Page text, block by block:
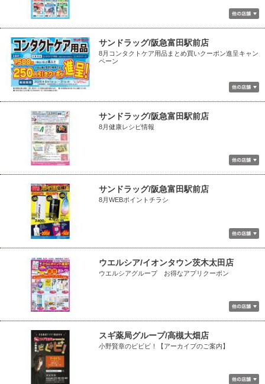
サンドラッグ/阪急富田駅前店
8月コンタクトケア用品まとめ買いクーポン進呈キャン
ペーン
サンドラッグ/阪急富田駅前店
8月健康レシピ情報
サンドラッグ/阪急富田駅前店
8月WEBポイントチラシ
ウエルシア/イオンタウン茨木太田店
ウエルシアグループ お得なアプリクーポン
スギ薬局グループ/高槻大畑店
小野賢章のビビビ！【アーカイブのご案内】